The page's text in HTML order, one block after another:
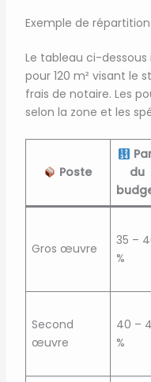
Exemple de
Le tableau ci-
pour 120 m² visant le
frais de notaire. Les
selon la zone et les
Poste
du
Gros œuvre
35 –
%
Second
œuvre
40 –
%